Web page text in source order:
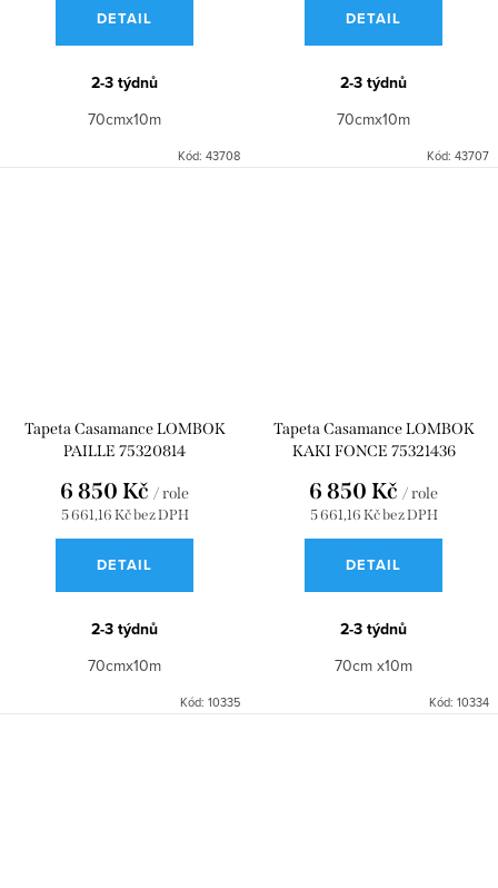
DETAIL
2-3 týdnů
70cmx10m
Kód: 43708
DETAIL
2-3 týdnů
70cmx10m
Kód: 43707
Tapeta Casamance LOMBOK
PAILLE 75320814
5 661,16 Kč bez DPH
6 850 Kč / role
DETAIL
2-3 týdnů
70cmx10m
Kód: 10335
Tapeta Casamance LOMBOK
KAKI FONCE 75321436
5 661,16 Kč bez DPH
6 850 Kč / role
DETAIL
2-3 týdnů
70cm x10m
Kód: 10334